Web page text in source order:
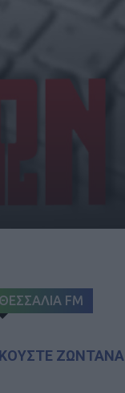
ΘΕΣΣΑΛΙΑ FM
ΖΩΝΤΑΝΑ